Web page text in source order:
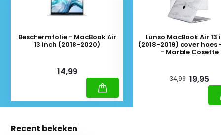
Beschermfolie - MacBook Air
13 inch (2018-2020)
14,99
Lunso MacBook Air 13
(2018-2019) cover hoes
- Marble Cosette
34,99 19,95
Recent bekeken